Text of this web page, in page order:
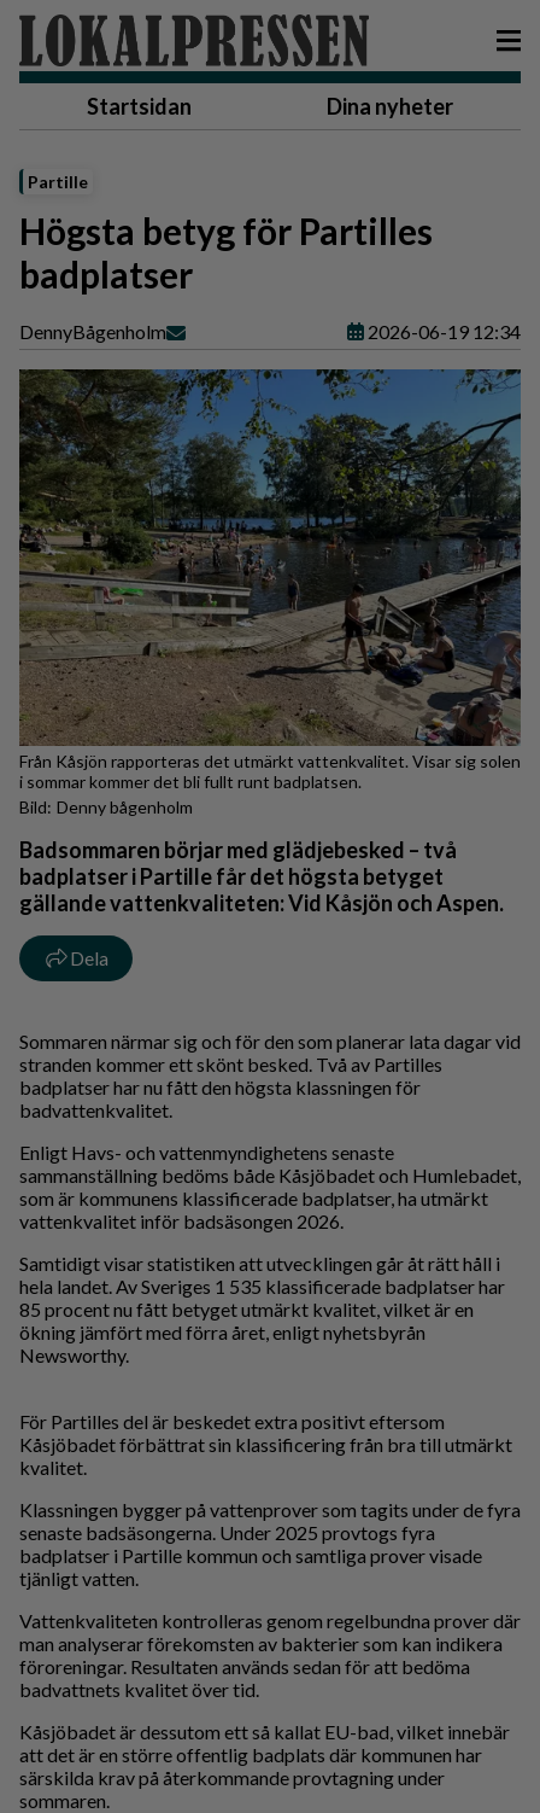
Startsidan Dina nyheter
Partille
Högsta betyg för Partilles
badplatser
DennyBågenholm 2026-06-19 12:34
Från Kåsjön rapporteras det utmärkt vattenkvalitet. Visar sig solen
i sommar kommer det bli fullt runt badplatsen.
Denny bågenholm
Badsommaren börjar med glädjebesked – två
badplatser i Partille får det högsta betyget
gällande vattenkvaliteten: Vid Kåsjön och Aspen.
Dela
Sommaren närmar sig och för den som planerar lata dagar vid
stranden kommer ett skönt besked. Två av Partilles
badplatser har nu fått den högsta klassningen för
badvattenkvalitet.
Enligt Havs- och vattenmyndighetens senaste
sammanställning bedöms både Kåsjöbadet och Humlebadet,
som är kommunens klassificerade badplatser, ha utmärkt
vattenkvalitet inför badsäsongen 2026.
Samtidigt visar statistiken att utvecklingen går åt rätt håll i
hela landet. Av Sveriges 1 535 klassificerade badplatser har
85 procent nu fått betyget utmärkt kvalitet, vilket är en
ökning jämfört med förra året, enligt nyhetsbyrån
Newsworthy.
För Partilles del är beskedet extra positivt eftersom
Kåsjöbadet förbättrat sin klassificering från bra till utmärkt
kvalitet.
Klassningen bygger på vattenprover som tagits under de fyra
senaste badsäsongerna. Under 2025 provtogs fyra
badplatser i Partille kommun och samtliga prover visade
tjänligt vatten.
Vattenkvaliteten kontrolleras genom regelbundna prover där
man analyserar förekomsten av bakterier som kan indikera
föroreningar. Resultaten används sedan för att bedöma
badvattnets kvalitet över tid.
Kåsjöbadet är dessutom ett så kallat EU-bad, vilket innebär
att det är en större offentlig badplats där kommunen har
särskilda krav på återkommande provtagning under
sommaren.